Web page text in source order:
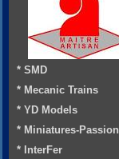
* SMD
* Mecanic Trains
* YD Models
* Miniatures-Passion
* InterFer